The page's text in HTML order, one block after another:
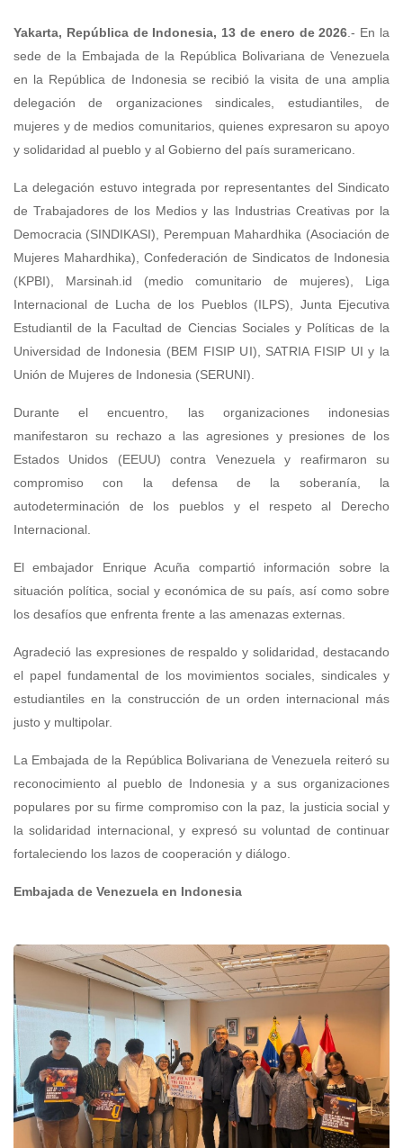
Yakarta, República de Indonesia, 13 de enero de 2026 .- En la
sede de la Embajada de la República Bolivariana de Venezuela
en la República de Indonesia se recibió la visita de una amplia
delegación de organizaciones sindicales, estudiantiles, de
mujeres y de medios comunitarios, quienes expresaron su apoyo
y solidaridad al pueblo y al Gobierno del país suramericano.
La delegación estuvo integrada por representantes del Sindicato
de Trabajadores de los Medios y las Industrias Creativas por la
Democracia (SINDIKASI), Perempuan Mahardhika (Asociación de
Mujeres Mahardhika), Confederación de Sindicatos de Indonesia
(KPBI), Marsinah.id (medio comunitario de mujeres), Liga
Internacional de Lucha de los Pueblos (ILPS), Junta Ejecutiva
Estudiantil de la Facultad de Ciencias Sociales y Políticas de la
Universidad de Indonesia (BEM FISIP UI), SATRIA FISIP UI y la
Unión de Mujeres de Indonesia (SERUNI).
Durante el encuentro, las organizaciones indonesias
manifestaron su rechazo a las agresiones y presiones de los
Estados Unidos (EEUU) contra Venezuela y reafirmaron su
compromiso con la defensa de la soberanía, la
autodeterminación de los pueblos y el respeto al Derecho
Internacional.
El embajador Enrique Acuña compartió información sobre la
situación política, social y económica de su país, así como sobre
los desafíos que enfrenta frente a las amenazas externas.
Agradeció las expresiones de respaldo y solidaridad, destacando
el papel fundamental de los movimientos sociales, sindicales y
estudiantiles en la construcción de un orden internacional más
justo y multipolar.
La Embajada de la República Bolivariana de Venezuela reiteró su
reconocimiento al pueblo de Indonesia y a sus organizaciones
populares por su firme compromiso con la paz, la justicia social y
la solidaridad internacional, y expresó su voluntad de continuar
fortaleciendo los lazos de cooperación y diálogo.
Embajada de Venezuela en Indonesia